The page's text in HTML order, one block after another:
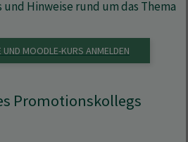
Hinweise rund um das Thema
MOODLE-KURS ANMELDEN
Promotionskollegs